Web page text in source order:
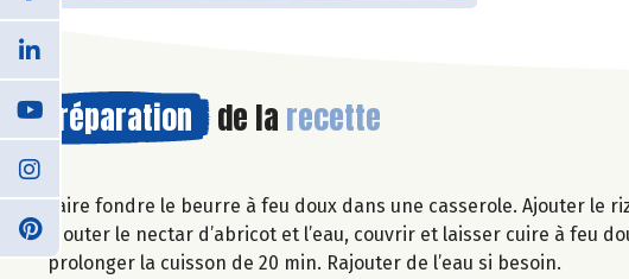
Préparation de la recette
Faire fondre le beurre à feu doux dans une casserole. Ajouter le
Ajouter le nectar d’abricot et l’eau, couvrir et laisser cuire à feu
prolonger la cuisson de 20 min. Rajouter de l’eau si besoin.